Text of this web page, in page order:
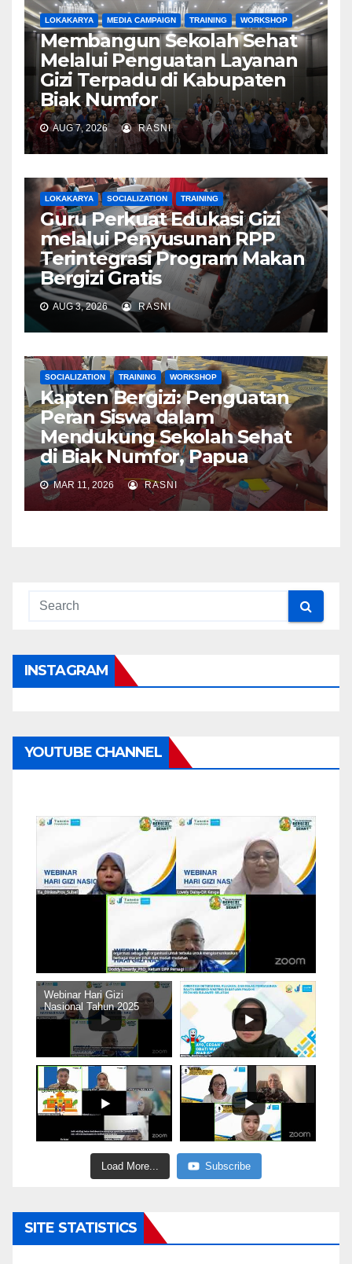
LOKAKARYA MEDIA CAMPAIGN TRAINING WORKSHOP
Membangun Sekolah Sehat
Melalui Penguatan Layanan
Gizi Terpadu di Kabupaten
Biak Numfor
AUG 7, 2026 RASNI
LOKAKARYA SOCIALIZATION TRAINING
Guru Perkuat Edukasi Gizi
melalui Penyusunan RPP
Terintegrasi Program Makan
Bergizi Gratis
AUG 3, 2026 RASNI
SOCIALIZATION TRAINING WORKSHOP
Kapten Bergizi: Penguatan
Peran Siswa dalam
Mendukung Sekolah Sehat
di Biak Numfor, Papua
MAR 11, 2026 RASNI
INSTAGRAM
YOUTUBE CHANNEL
Webinar Hari Gizi
Nasional Tahun 2025
Load More... Subscribe
SITE STATISTICS